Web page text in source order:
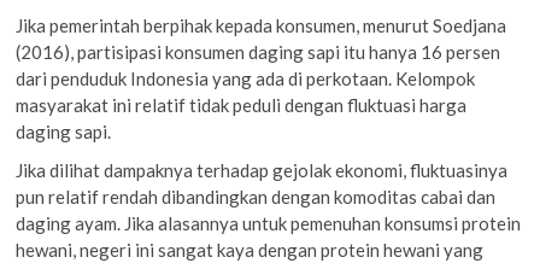
Jika pemerintah berpihak kepada konsumen, menurut Soedjana
(2016), partisipasi konsumen daging sapi itu hanya 16 persen
dari penduduk Indonesia yang ada di perkotaan. Kelompok
masyarakat ini relatif tidak peduli dengan fluktuasi harga
daging sapi.
Jika dilihat dampaknya terhadap gejolak ekonomi, fluktuasinya
pun relatif rendah dibandingkan dengan komoditas cabai dan
daging ayam. Jika alasannya untuk pemenuhan konsumsi protein
hewani, negeri ini sangat kaya dengan protein hewani yang